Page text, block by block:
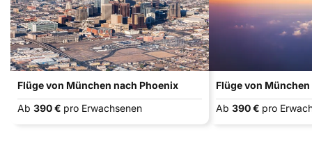
Flüge von München nach Phoenix
Ab 390 € pro Erwachsenen
Flüge von
Ab 390 € pro